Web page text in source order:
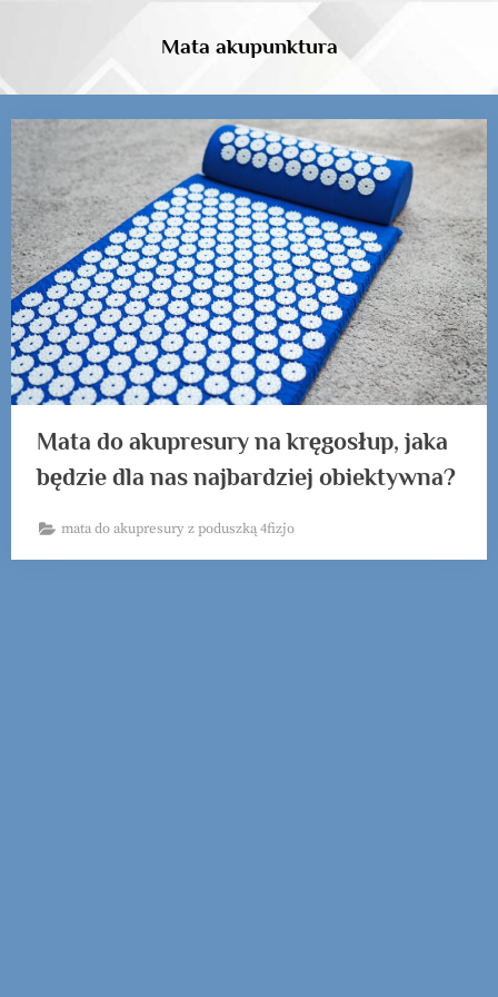
Mata akupunktura
Tag:
Mata
do
akupresury
na
kręgosłup
Mata do akupresury na kręgosłup, jaka
będzie dla nas najbardziej obiektywna?
mata do akupresury z poduszką 4fizjo